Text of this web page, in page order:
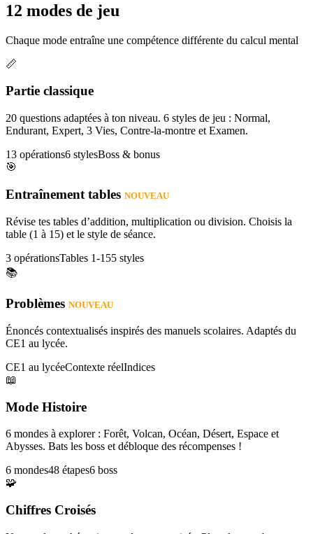
12 modes de jeu
Chaque mode entraîne une compétence différente du calcul mental
📏
Partie classique
20 questions adaptées à ton niveau. 6 styles de jeu : Normal,
Endurant, Expert, 3 Vies, Contre-la-montre et Examen.
13 opérations6 stylesBoss & bonus
🎯
Entraînement tables NOUVEAU
Révise tes tables d’addition, multiplication ou division. Choisis la
table (1 à 15) et le style de séance.
3 opérationsTables 1-155 styles
📚
Problèmes NOUVEAU
Énoncés contextualisés inspirés des manuels scolaires. Adaptés du
CE1 au lycée.
CE1 au lycéeContexte réelIndices
📖
Mode Histoire
6 mondes à explorer : Forêt, Volcan, Océan, Désert, Espace et
Abysses. Bats les boss et débloque des récompenses !
6 mondes48 étapes6 boss
🧩
Chiffres Croisés